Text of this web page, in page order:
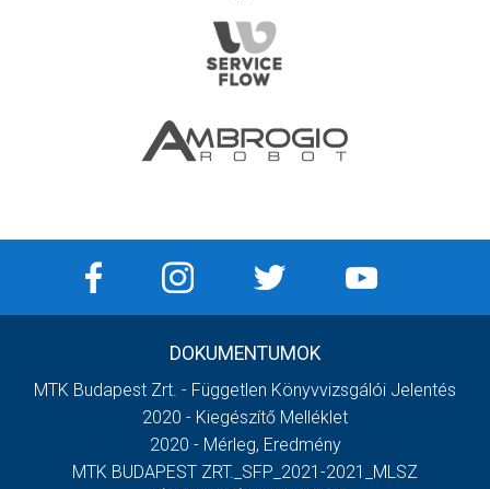
DOKUMENTUMOK
MTK Budapest Zrt. - Független Könyvvizsgálói Jelentés
2020 - Kiegészítő Melléklet
2020 - Mérleg, Eredmény
MTK BUDAPEST ZRT._SFP_2021-2021_MLSZ